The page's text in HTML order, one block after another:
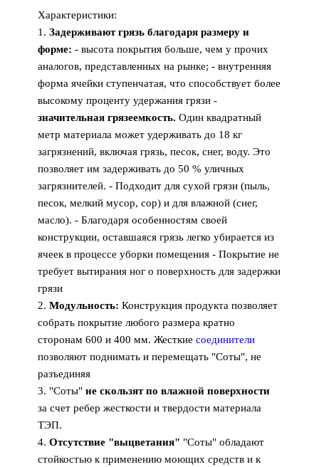
Характеристики:
1. Задерживают грязь благодаря размеру и
форме: - высота покрытия больше, чем у прочих
аналогов, представленных на рынке; - внутренняя
форма ячейки ступенчатая, что способствует более
высокому проценту удержания грязи -
значительная грязеемкость. Один квадратный
метр материала может удерживать до 18 кг
загрязнений, включая грязь, песок, снег, воду. Это
позволяет им задерживать до 50 % уличных
загрязнителей. - Подходит для сухой грязи (пыль,
песок, мелкий мусор, сор) и для влажной (снег,
масло). - Благодаря особенностям своей
конструкции, оставшаяся грязь легко убирается из
ячеек в процессе уборки помещения - Покрытие не
требует вытирания ног о поверхность для задержки
грязи
2. Модульность: Конструкция продукта позволяет
собрать покрытие любого размера кратно
сторонам 600 и 400 мм. Жесткие соединители
позволяют поднимать и перемещать "Соты", не
разъединяя
3. "Соты" не скользят по влажной поверхности
за счет ребер жесткости и твердости материала
ТЭП.
4. Отсутствие "выцветания" "Соты" обладают
стойкостью к применению моющих средств и к